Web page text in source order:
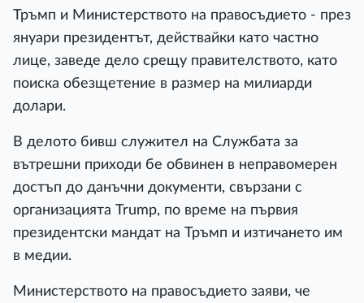
Тръмп и Министерството на правосъдието - през
януари президентът, действайки като частно
лице, заведе дело срещу правителството, като
поиска обезщетение в размер на милиарди
долари.
В делото бивш служител на Службата за
вътрешни приходи бе обвинен в неправомерен
достъп до данъчни документи, свързани с
организацията Trump, по време на първия
президентски мандат на Тръмп и изтичането им
в медии.
Министерството на правосъдието заяви, че